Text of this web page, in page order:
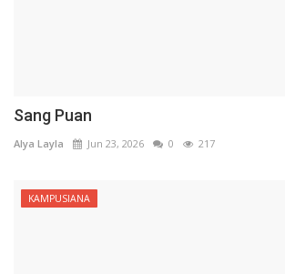
Sang Puan
Alya Layla Jun 23, 2026 0 217
KAMPUSIANA